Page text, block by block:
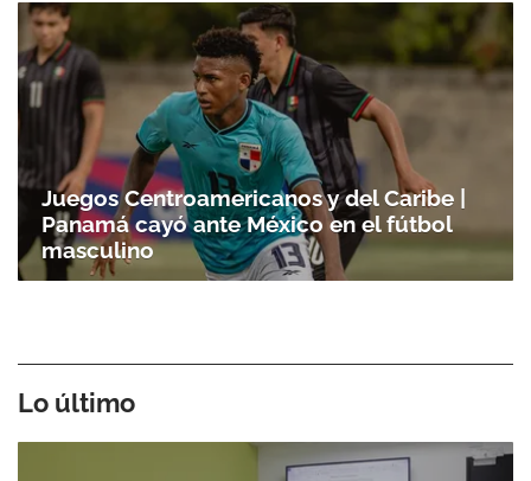
Juegos Centroamericanos y del Caribe |
Panamá cayó ante México en el fútbol
masculino
Lo último